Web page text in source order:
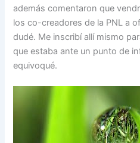
además comentaron que
los co-creadores de la PNL a
dudé. Me inscribí allí mismo
que estaba ante un punto de
equivoqué.